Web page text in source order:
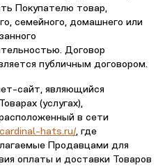
Покупателю товар,
семейного, домашнего или
Договор
публичным договором.
сайт, являющийся
(услугах),
в сети
hats.ru/, где
Продавцами для
оплаты и доставки Товаров